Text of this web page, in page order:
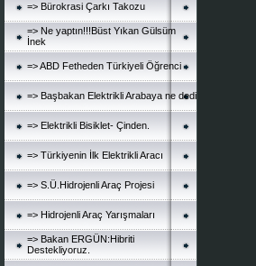
=> Bürokrasi Çarkı Takozu
=> Ne yaptın!!!Büst Yıkan Gülsüm
İnek
=> ABD Fetheden Türkiyeli Öğrenci
=> Başbakan Elektrikli Arabaya ne dedi
=> Elektrikli Bisiklet- Çinden.
=> Türkiyenin İlk Elektrikli Aracı
=> S.Ü.Hidrojenli Araç Projesi
=> Hidrojenli Araç Yarışmaları
=> Bakan ERGÜN:Hibriti
Destekliyoruz.